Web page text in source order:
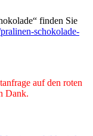
finden Sie
schokolade-
auf den roten
Dank.